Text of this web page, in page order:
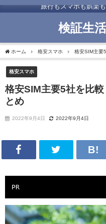
旅行もスマホも娯楽
検証生
ホーム 格安スマホ 格安SIM主要
格安スマホ
格安SIM主要5社を比
とめ
2022年9月4日 2022年9月4日
PR